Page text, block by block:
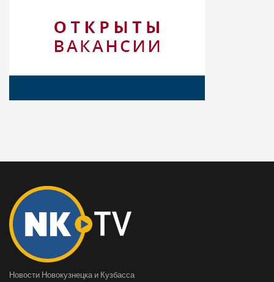
Новости Новокузнецка и Кузбасса